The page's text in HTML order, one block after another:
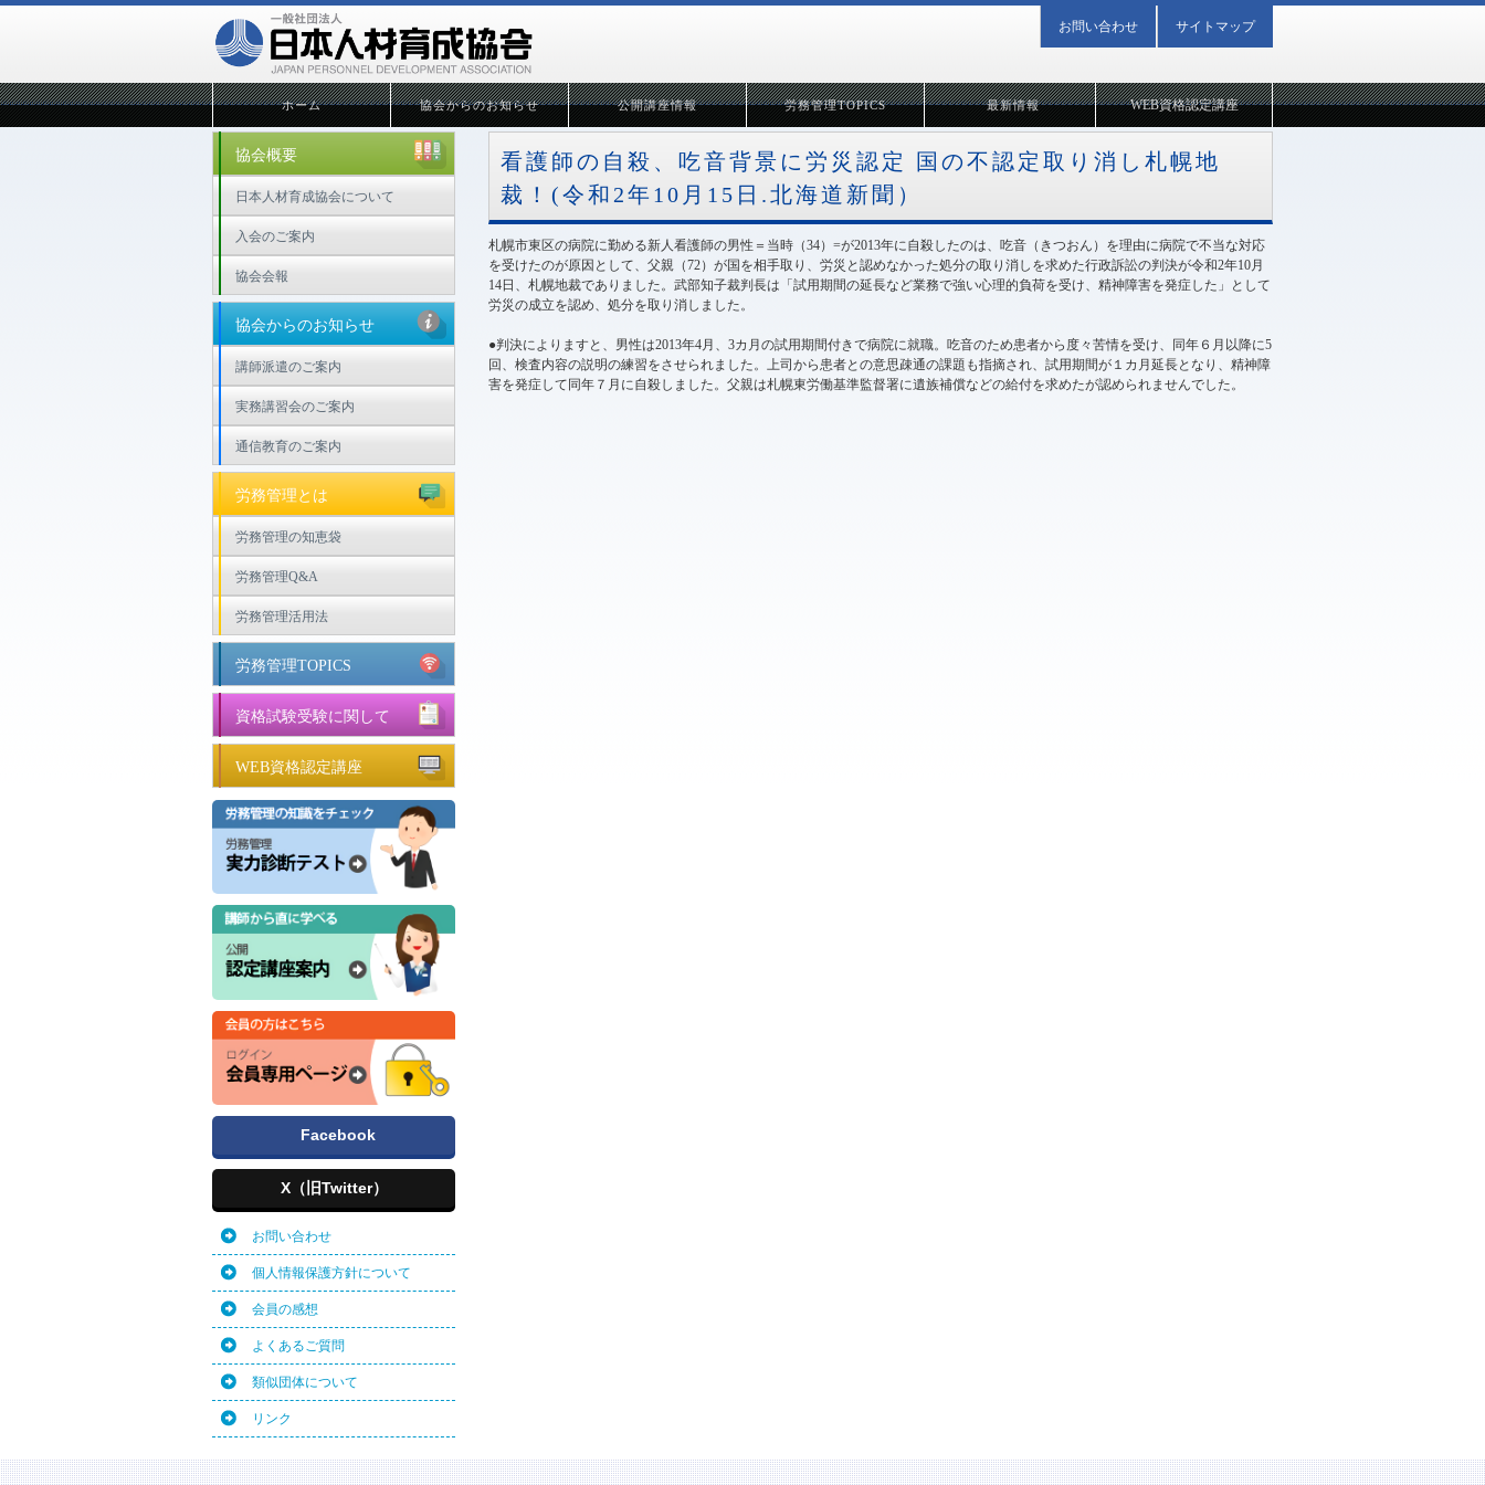
ホーム 協会からのお知らせ 公開講座情報 労務管理TOPICS 最新情報
看護師の自殺、吃音背景に労災認定 国の不認定取り消し札幌地
裁！(令和2年10月15日.北海道新聞）
札幌市東区の病院に勤める新人看護師の男性＝当時（34）=が2013年に自殺したのは、吃音（きつおん）を理由に病院で不当な対応
を受けたのが原因として、父親（72）が国を相手取り、労災と認めなかった処分の取り消しを求めた行政訴訟の判決が令和2年10月
14日、札幌地裁でありました。武部知子裁判長は「試用期間の延長など業務で強い心理的負荷を受け、精神障害を発症した」として
労災の成立を認め、処分を取り消しました。
●判決によりますと、男性は2013年4月、3カ月の試用期間付きで病院に就職。吃音のため患者から度々苦情を受け、同年６月以降に5
回、検査内容の説明の練習をさせられました。上司から患者との意思疎通の課題も指摘され、試用期間が１カ月延長となり、精神障
害を発症して同年７月に自殺しました。父親は札幌東労働基準監督署に遺族補償などの給付を求めたが認められませんでした。
WEB資格認定講座
協会概要
日本人材育成協会について
入会のご案内
協会会報
協会からのお知らせ
講師派遣のご案内
実務講習会のご案内
通信教育のご案内
労務管理とは
労務管理の知恵袋
労務管理Q&A
労務管理活用法
労務管理TOPICS
資格試験受験に関して
WEB資格認定講座
お問い合わせ サイトマップ
Facebook
X（旧Twitter）
お問い合わせ
個人情報保護方針について
会員の感想
よくあるご質問
類似団体について
リンク